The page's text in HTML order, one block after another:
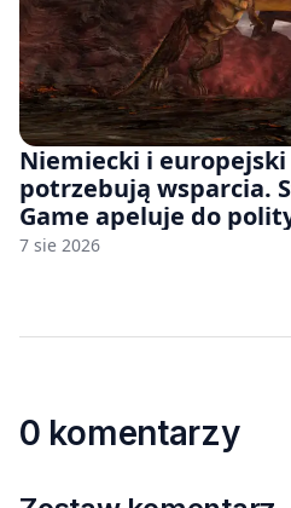
Niemiecki i
potrzebują wsparcia.
Game apeluje do
7 sie 2026
0 komentarzy